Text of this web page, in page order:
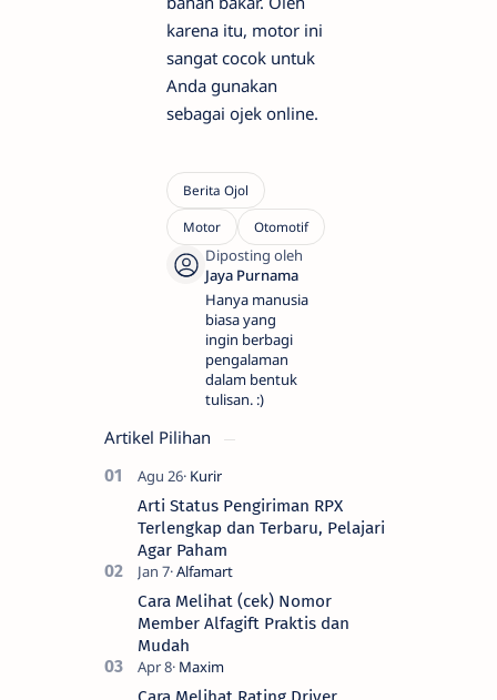
karena itu, motor ini
sangat cocok untuk
Anda gunakan
sebagai ojek online.
Hanya manusia
biasa yang
ingin berbagi
pengalaman
dalam bentuk
tulisan. :)
Artikel Pilihan
Arti Status Pengiriman RPX
Terlengkap dan Terbaru, Pelajari
Agar Paham
Cara Melihat (cek) Nomor
Member Alfagift Praktis dan
Mudah